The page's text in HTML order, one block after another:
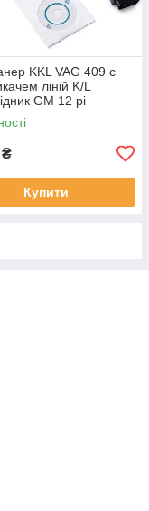
KKL VAG 409 c
ліній K/L
GM 12 pi
сканер Daewoo
ВАЗ )
₴
Купити